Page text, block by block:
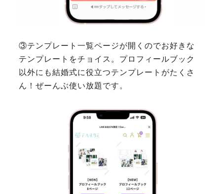
③テンプレート一覧ページが開くのでお好きな
テンプレートをチョイス。プロフィールブック
以外にも結婚式に役立つテンプレートがたくさ
ん！ぜーんぶ使い放題です。